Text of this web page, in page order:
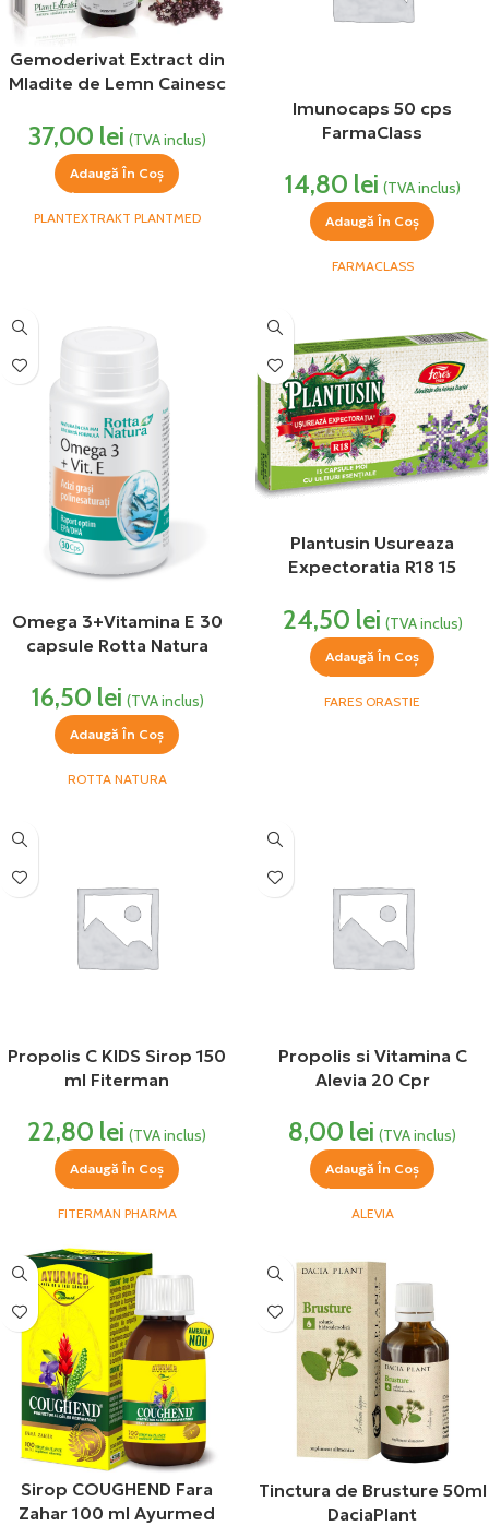
Gemoderivat Extract din
Mladite de Lemn Cainesc
37,00 lei (TVA inclus)
Adaugă În Coș
PLANTEXTRAKT PLANTMED
Imunocaps 50 cps
FarmaClass
14,80 lei (TVA inclus)
Adaugă În Coș
FARMACLASS
Omega 3+Vitamina E 30
capsule Rotta Natura
16,50 lei (TVA inclus)
Adaugă În Coș
ROTTA NATURA
Plantusin Usureaza
Expectoratia R18 15
24,50 lei (TVA inclus)
Adaugă În Coș
FARES ORASTIE
Propolis C KIDS Sirop 150
ml Fiterman
22,80 lei (TVA inclus)
Adaugă În Coș
FITERMAN PHARMA
Propolis si Vitamina C
Alevia 20 Cpr
8,00 lei (TVA inclus)
Adaugă În Coș
ALEVIA
Sirop COUGHEND Fara
Zahar 100 ml Ayurmed
Tinctura de Brusture 50ml
DaciaPlant